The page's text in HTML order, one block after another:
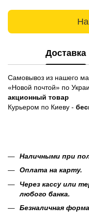
Доставка
Самовывоз из нашего
«Новой почтой» по
акционный товар
Курьером по Киеву -
Наличными при
Оплата на карту.
Через кассу или
любого банка.
Безналичная